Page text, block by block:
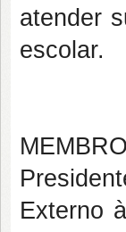
atender
escolar.
Externo